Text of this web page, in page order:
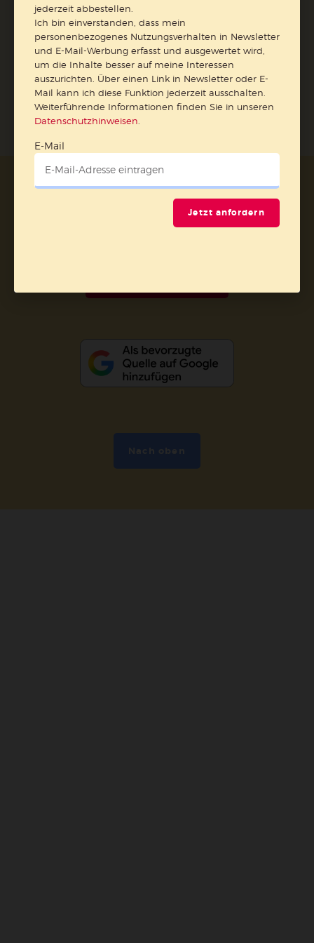
Jetzt anmelden
AGB und Widerrufsbelehrung
Datenschutz
Impressum
jederzeit abbestellen.
Ich bin einverstanden, dass mein
personenbezogenes Nutzungsverhalten in Newsletter
und E-Mail-Werbung erfasst und ausgewertet wird,
um die Inhalte besser auf meine Interessen
auszurichten. Über einen Link in Newsletter oder E-
Mail kann ich diese Funktion jederzeit ausschalten.
Weiterführende Informationen finden Sie in unseren
Datenschutzhinweisen
E-Mail
Jetzt anfordern